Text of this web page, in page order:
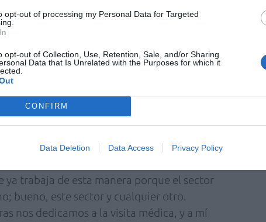
opt-out of processing my Personal Data for Targeted
opt-out of Collection, Use, Retention, Sale, and/or Sharing
Data that Is Unrelated with the Purposes for which it
CONFIRM
Data Deletion Data Access Privacy Policy
Ser un buen líder es ser una buena
en liderazgo. Cuando tú eres buena
servicio y la humanidad, siempre tienes
que está enfrente y, en este caso, del
No hay un curso de
son para mejorar habilidades humanas.
¿Cuándo visteis claro que era
ahí campo para poder empezar con
ya trabaja de esta manera porque el sector
bueno, este sector y cualquier otro.
nos dedicamos a la visita médica, y a mí